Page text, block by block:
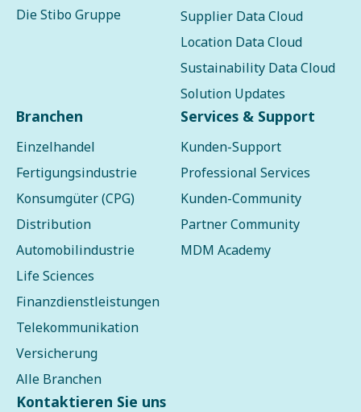
Die Stibo Gruppe
Supplier Data Cloud
Location Data Cloud
Sustainability Data Cloud
Solution Updates
Branchen
Einzelhandel
Fertigungsindustrie
Konsumgüter (CPG)
Distribution
Automobilindustrie
Life Sciences
Finanzdienstleistungen
Telekommunikation
Versicherung
Alle Branchen
Services & Support
Kunden-Support
Professional Services
Kunden-Community
Partner Community
MDM Academy
Kontaktieren Sie uns